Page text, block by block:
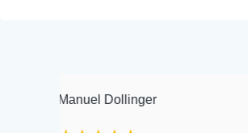
Dollinger